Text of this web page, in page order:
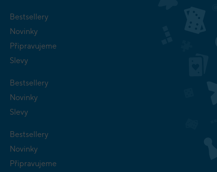
Bestsellery
Novinky
Připravujeme
Slevy
Bestsellery
Novinky
Slevy
Bestsellery
Novinky
Připravujeme